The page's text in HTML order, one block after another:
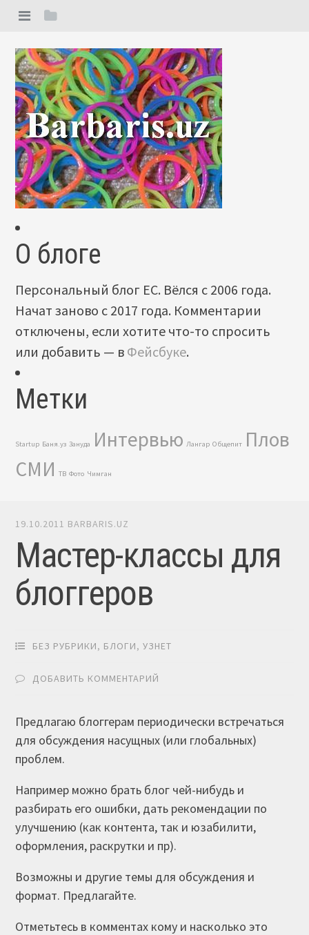
О блоге
Персональный блог ЕС. Вёлся с 2006 года.
Начат заново с 2017 года. Комментарии
отключены, если хотите что-то спросить
или добавить — в Фейсбуке.
Метки
Startup Баня.уз Зануда Интервью Лангар Общепит Плов
СМИ ТВ Фото Чимган
19.10.2011 BARBARIS.UZ
Мастер-классы для
блоггеров
БЕЗ РУБРИКИ, БЛОГИ,УЗНЕТ
ДОБАВИТЬ КОММЕНТАРИЙ
Предлагаю блоггерам периодически встречаться
для обсуждения насущных (или глобальных)
проблем.
Например можно брать блог чей-нибудь и
разбирать его ошибки, дать рекомендации по
улучшению (как контента, так и юзабилити,
оформления, раскрутки и пр).
Возможны и другие темы для обсуждения и
формат. Предлагайте.
Отметьтесь в комментах кому и насколько это